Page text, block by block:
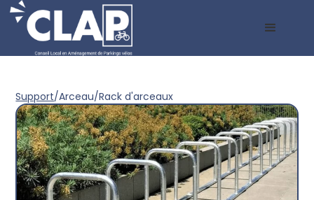
Support/Arceau/Rack d'arceaux